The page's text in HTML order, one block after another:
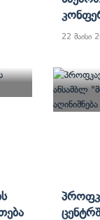
22 მაისი